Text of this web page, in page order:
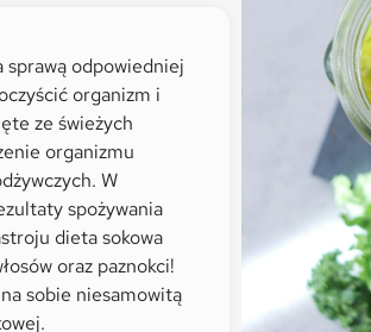
sprawą odpowiedniej
organizm i
ze świeżych
organizmu
W
spożywania
dieta sokowa
oraz paznokci!
sobie niesamowitą